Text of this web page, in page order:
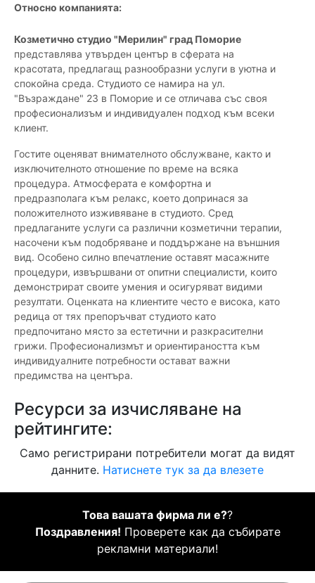
Относно компанията:
Козметично студио "Мерилин" град Поморие
представлява утвърден център в сферата на
красотата, предлагащ разнообразни услуги в уютна и
спокойна среда. Студиото се намира на ул.
"Възраждане" 23 в Поморие и се отличава със своя
професионализъм и индивидуален подход към всеки
клиент.
Гостите оценяват внимателното обслужване, както и
изключителното отношение по време на всяка
процедура. Атмосферата е комфортна и
предразполага към релакс, което допринася за
положителното изживяване в студиото. Сред
предлаганите услуги са различни козметични терапии,
насочени към подобряване и поддържане на външния
вид. Особено силно впечатление оставят масажните
процедури, извършвани от опитни специалисти, които
демонстрират своите умения и осигуряват видими
резултати. Оценката на клиентите често е висока, като
редица от тях препоръчват студиото като
предпочитано място за естетични и разкрасителни
грижи. Професионализмът и ориентираността към
индивидуалните потребности остават важни
предимства на центъра.
Ресурси за изчисляване на
рейтингите:
Само регистрирани потребители могат да видят
данните. Натиснете тук за да влезете
Това вашата фирма ли е??
Поздравления! Проверете как да събирате
рекламни материали!